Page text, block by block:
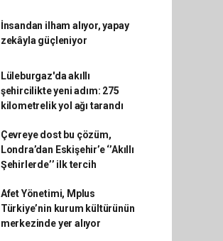
İnsandan ilham alıyor, yapay
zekâyla güçleniyor
Lüleburgaz'da akıllı
şehircilikte yeni adım: 275
kilometrelik yol ağı tarandı
Çevreye dost bu çözüm,
Londra’dan Eskişehir’e ‘’Akıllı
Şehirlerde’’ ilk tercih
Afet Yönetimi, Mplus
Türkiye’nin kurum kültürünün
merkezinde yer alıyor